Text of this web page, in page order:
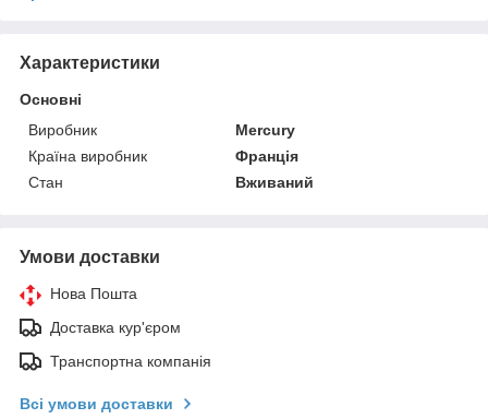
Характеристики
Основні
Виробник
Mercury
Країна виробник
Франція
Стан
Вживаний
Умови доставки
Нова Пошта
Доставка кур'єром
Транспортна компанія
Всі умови доставки